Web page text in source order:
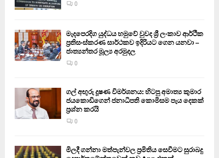
0
මැදපෙරදිග යුද්ධය හමුවේ වුවද ශ්‍රී ලංකාව ආර්ථික
ප්‍රතිසංස්කරණ සාර්ථකව ඉදිරියට ගෙන යනවා –
ජාත්‍යන්තර මූල්‍ය අරමුදල
0
ගල් අඟුරු දූෂණ විමර්ශනය: හිටපු අමාත්‍ය කුමාර
ජයකොඩිගෙන් ජනාධිපති කොමිසම පැය දෙකක්
ප්‍රශ්න කරයි
0
මිලදී ගන්නා මත්පැන්වල ප්‍රමිතිය සෙවීමට සුරාබදු